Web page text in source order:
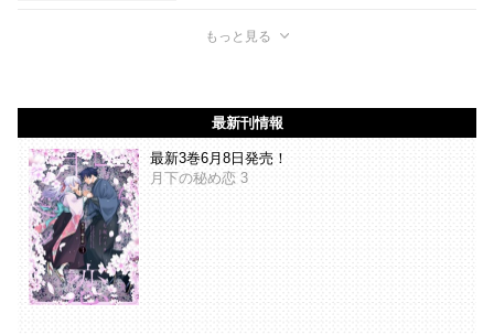
もっと見る
最新刊情報
最新3巻6月8日発売！
月下の秘め恋 3